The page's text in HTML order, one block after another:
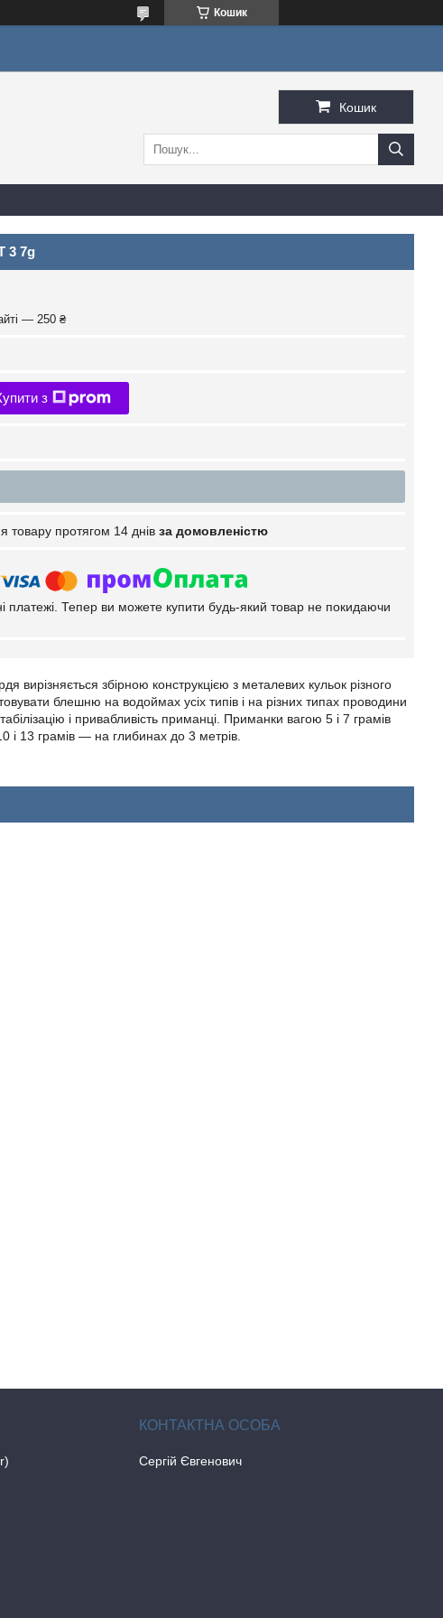
Кошик
Кошик
3 7g
— 250 ₴
з
товару протягом 14 днів за домовленістю
платежі. Тепер ви можете купити будь-який товар не покидаючи
вирізняється збірною конструкцією з металевих кульок різного
блешню на водоймах усіх типів і на різних типах проводини
і привабливість приманці. Приманки вагою 5 і 7 грамів
13 грамів — на глибинах до 3 метрів.
Сергій Євгенович